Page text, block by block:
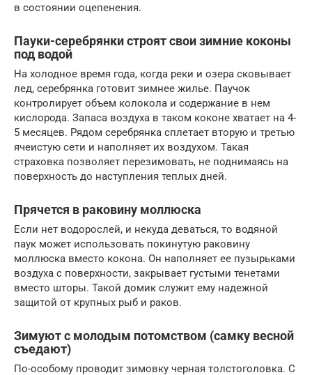
в состоянии оцепенения.
Пауки-серебрянки строят свои зимние коконы
под водой
На холодное время года, когда реки и озера сковывает
лед, серебрянка готовит зимнее жилье. Паучок
контролирует объем колокола и содержание в нем
кислорода. Запаса воздуха в таком коконе хватает на 4-
5 месяцев. Рядом серебрянка сплетает вторую и третью
ячеистую сети и наполняет их воздухом. Такая
страховка позволяет перезимовать, не поднимаясь на
поверхность до наступления теплых дней.
Прячется в раковину моллюска
Если нет водорослей, и некуда деваться, то водяной
паук может использовать покинутую раковину
моллюска вместо кокона. Он наполняет ее пузырьками
воздуха с поверхности, закрывает густыми тенетами
вместо шторы. Такой домик служит ему надежной
защитой от крупных рыб и раков.
Зимуют с молодым потомством (самку весной
съедают)
По-особому проводит зимовку черная толстоголовка. С